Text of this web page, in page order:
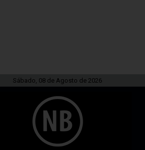
Sábado, 08 de Agosto de 2026